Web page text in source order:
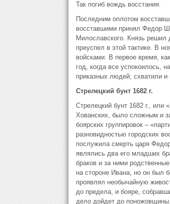
Так погиб вождь восстания.
Последним оплотом
восставшими принял Федор
Милославского. Князь решил
преуспел в этой тактике. В
войсками. В первое время,
год, когда все успокоилось,
приказных людей, схватили и
Стрелецкий бунт 1682 г.
Стрелецкий бунт 1682 г., или
Хованских, было сложным и
боярских группировок –
разновидностью городских
послужила смерть царя
являлись два его младших
браков и за ними
на стороне Ивана, но он был
проявлял необычайную
до предела, и бояре,
дело дойдет до